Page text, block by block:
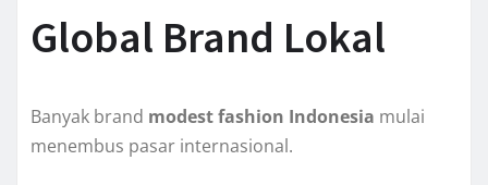
Global Brand Lokal
Banyak brand modest fashion Indonesia mulai
menembus pasar internasional.